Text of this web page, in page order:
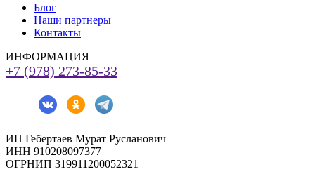
Блог
Наши партнеры
Контакты
ИНФОРМАЦИЯ
+7 (978) 273-85-33
ИП Гебертаев Мурат Русланович
ИНН 910208097377
ОГРНИП 319911200052321